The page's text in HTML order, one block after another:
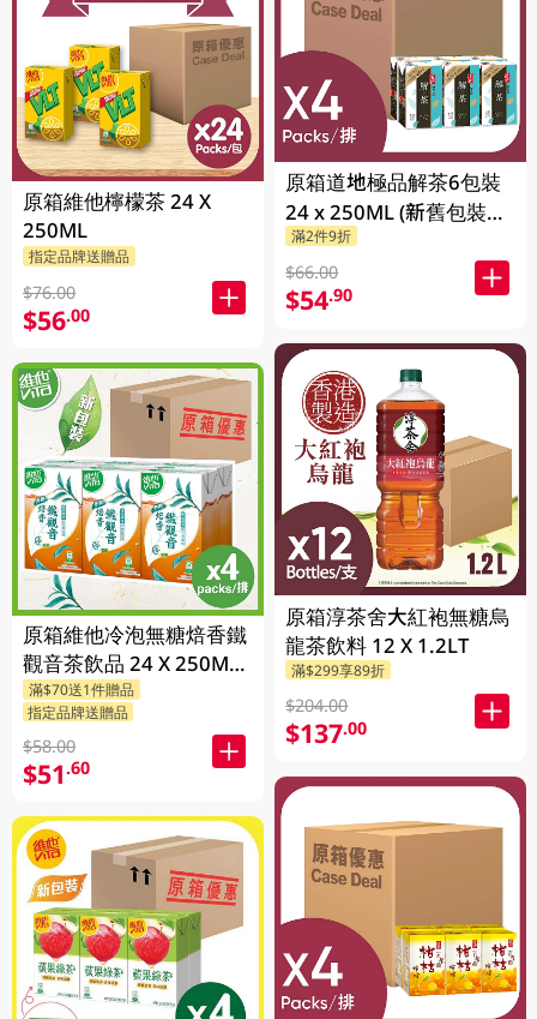
原箱維他檸檬茶 24 X
250ML
指定品牌送贈品
$76.00
$56.00
原箱維他冷泡無糖焙香鐵
觀音茶飲品 24 X 250ML
(新舊包裝隨機發貨)
滿$70送1件贈品
指定品牌送贈品
$58.00
$51.60
原箱道地極品解茶6包裝
24 x 250ML (新舊包裝隨
機發貨)
滿2件9折
$66.00
$54.90
原箱淳茶舍大紅袍無糖烏
龍茶飲料 12 X 1.2LT
滿$299享89折
$204.00
$137.00